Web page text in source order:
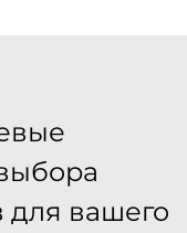
вашего